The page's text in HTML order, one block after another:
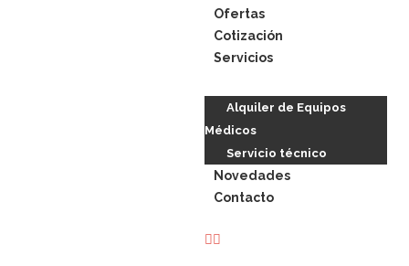
Ofertas
Cotización
Servicios
Alquiler de Equipos
Médicos
Servicio técnico
Novedades
Contacto